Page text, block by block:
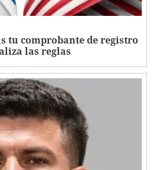
tu comprobante de registro
las reglas